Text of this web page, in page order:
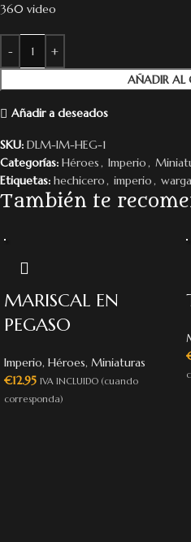
360 video
AÑADIR AL
Añadir a deseados
SKU: DLM-IM-HEG-1
Categorías: Héroes , Imperio ,
Etiquetas: hechicero , imperio ,
También te
MARISCAL EN
PEGASO
Imperio, Héroes, Miniaturas
€12.95 IVA INCLUIDO (cuando
corresponda)